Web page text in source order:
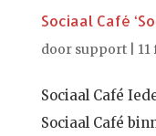
Sociaal Café
door support|
Sociaal Café
Sociaal Café